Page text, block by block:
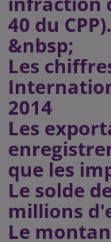
40 du CPP).
&nbsp;
Les
2014
Les
que les
Le solde
millions
Le